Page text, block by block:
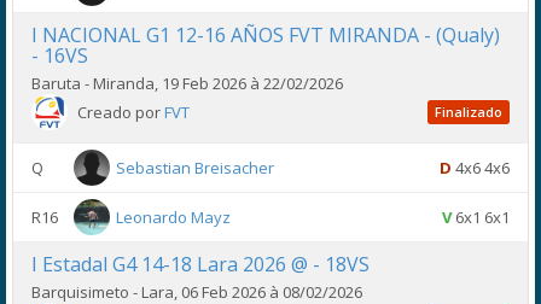
I NACIONAL G1 12-16 AÑOS FVT MIRANDA - (Qualy)
- 16VS
Baruta - Miranda, 19 Feb 2026 à 22/02/2026
Creado porFVT Finalizado
Q Sebastian Breisacher D 4x6 4x6
R16 Leonardo Mayz V6x1 6x1
I Estadal G4 14-18 Lara 2026 @ - 18VS
Barquisimeto - Lara, 06 Feb 2026 à 08/02/2026